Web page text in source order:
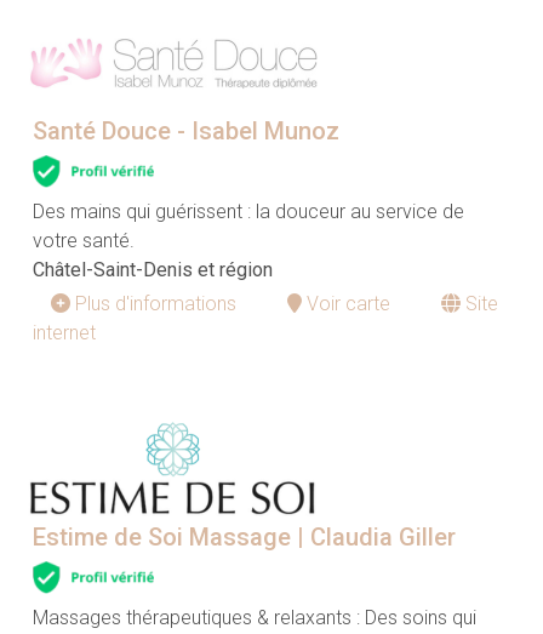
Santé Douce - Isabel Munoz
Des mains qui guérissent : la douceur au service de
votre santé.
Châtel-Saint-Denis et région
Plus d'informations
Voir carte
Site
internet
Estime de Soi Massage | Claudia Giller
Massages thérapeutiques & relaxants : Des soins qui